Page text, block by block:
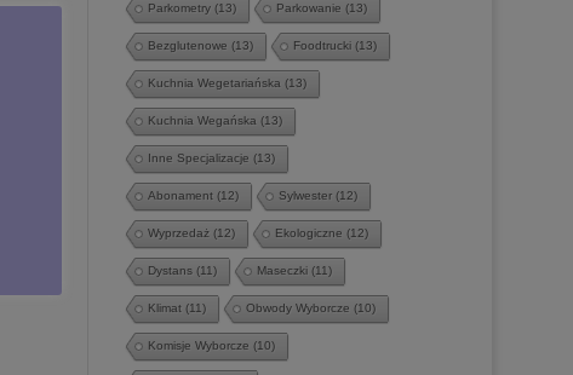
Parkometry (13) Parkowanie (13)
Bezglutenowe (13) Foodtrucki (13)
Kuchnia Wegetariańska (13)
Kuchnia Wegańska (13)
Inne Specjalizacje (13)
Abonament (12) Sylwester (12)
Wyprzedaż (12) Ekologiczne (12)
Dystans (11) Maseczki (11)
Klimat (11) Obwody Wyborcze (10)
Komisje Wyborcze (10)